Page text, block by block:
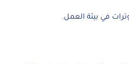
في بيئة العمل.